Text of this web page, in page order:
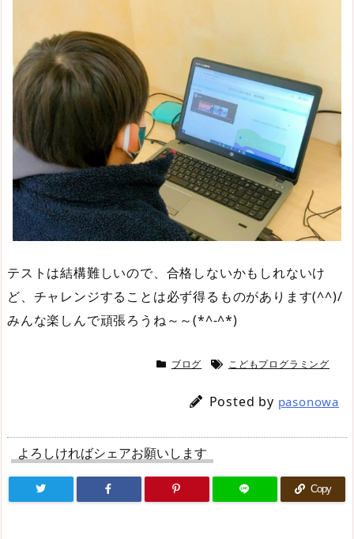
テストは結構難しいので、合格しないかもしれないけ
ど、チャレンジすることは必ず得るものがあります(^^)/
みんな楽しんで頑張ろうね～～(*^-^*)
ブログ こどもプログラミング
Posted by pasonowa
よろしければシェアお願いします
Copy